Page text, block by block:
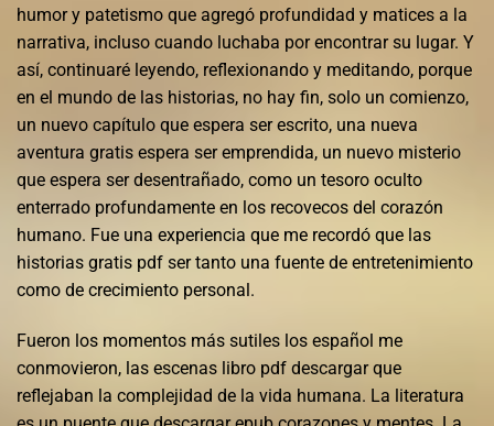
humor y patetismo que agregó profundidad y matices a la
narrativa, incluso cuando luchaba por encontrar su lugar. Y
así, continuaré leyendo, reflexionando y meditando, porque
en el mundo de las historias, no hay fin, solo un comienzo,
un nuevo capítulo que espera ser escrito, una nueva
aventura gratis espera ser emprendida, un nuevo misterio
que espera ser desentrañado, como un tesoro oculto
enterrado profundamente en los recovecos del corazón
humano. Fue una experiencia que me recordó que las
historias gratis pdf ser tanto una fuente de entretenimiento
como de crecimiento personal.
Fueron los momentos más sutiles los español me
conmovieron, las escenas libro pdf descargar que
reflejaban la complejidad de la vida humana. La literatura